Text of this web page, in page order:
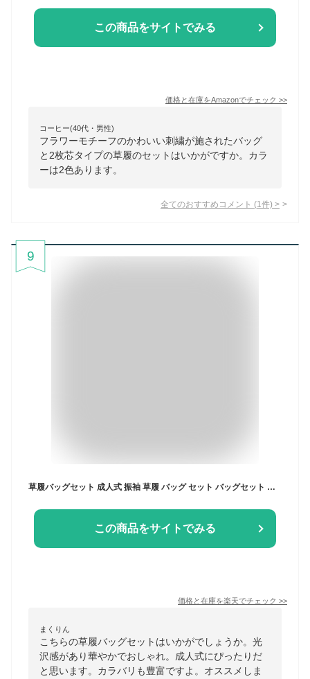
この商品をサイトでみる
価格と在庫をAmazonでチェック >>
コーヒー(40代・男性)
フラワーモチーフのかわいい刺繍が施されたバッグ
と2枚芯タイプの草履のセットはいかがですか。カラ
ーは2色あります。
全てのおすすめコメント (1 件) >
9
草履バッグセット 成人式 振袖 草履 バッグ セット バッグセット 草履バッグ MUJI 無地 バイカラー エナメル 礼装 袴 / S M L LL 3L サイズ フリーサイズ 小さいサイズ 大きいサイズ えんじ 赤 朱 金 銀 黒 / 前撮り 結婚式 披露宴 謝恩会 卒業式
この商品をサイトでみる
価格と在庫を楽天でチェック >>
まくりん
こちらの草履バッグセットはいかがでしょうか。光
沢感があり華やかでおしゃれ。成人式にぴったりだ
と思います。カラバリも豊富ですよ。オススメしま